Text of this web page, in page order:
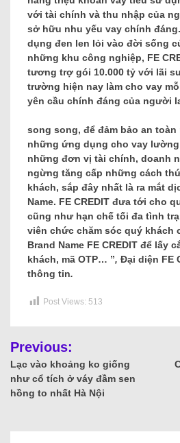
với tài chính và thu nhập của
sở hữu nhu yếu vay chính
dụng đen len lỏi vào đời sống
những khu công nghiệp, FE
tương trợ gói 10.000 tỷ với lãi
trường hiện nay làm cho vay
yên cầu chính đáng của người
song song, để đảm bảo an
những ứng dụng cho vay lường
những đơn vị tài chính, doanh
ngừng tăng cấp những cách
khách, sắp đây nhất là ra mắt
Name. FE CREDIT đưa tới cho
cũng như hạn chế tối đa tình
viên chức chăm sóc quý khách
Brand Name FE CREDIT để lấy
khách, mã OTP… ”, Đại diện FE
thông tin.
Post Views: 513
Previous:
Lạc vào khoảng ko giống
như cổ tích ở váy đầm sen
hồng to nhất Hà Nội